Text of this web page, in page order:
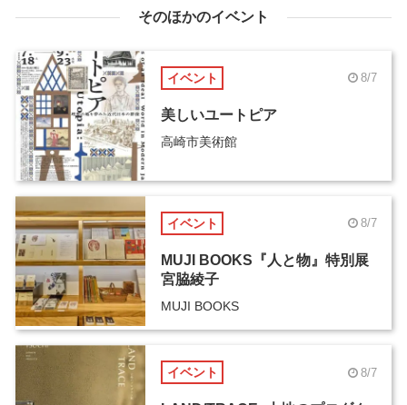
そのほかのイベント
イベント 8/7
美しいユートピア
高崎市美術館
イベント 8/7
MUJI BOOKS『人と物』特別展
宮脇綾子
MUJI BOOKS
イベント 8/7